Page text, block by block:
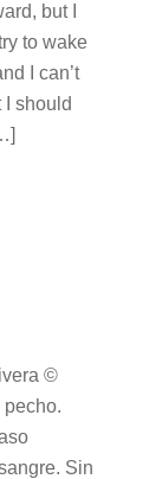
but I
to wake
I can’t
I should
©
Sin